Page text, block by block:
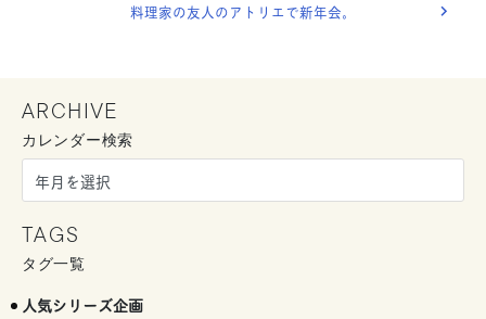
料理家の友人のアトリエで新年会。
ARCHIVE
カレンダー検索
TAGS
タグ一覧
人気シリーズ企画